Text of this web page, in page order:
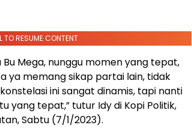
TO RESUME CONTENT
Mega, nunggu momen yang tepat,
ya memang sikap partai lain, tidak
ini sangat dinamis, tapi nanti
yang tepat,” tutur Idy di Kopi Politik,
Sabtu (7/1/2023).